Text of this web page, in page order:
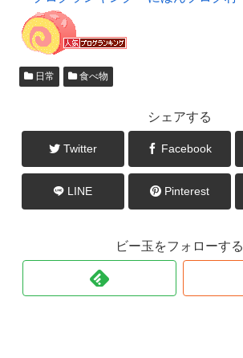
日常 食べ物
シェアする
Twitter Facebook
LINE Pinterest
ビー玉をフォローする